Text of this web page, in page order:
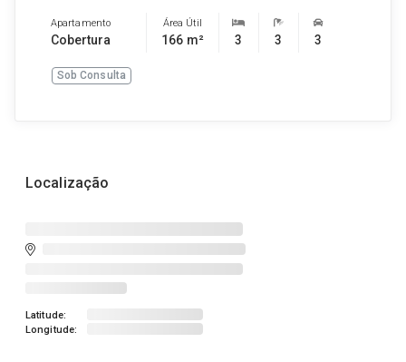
Apartamento
Cobertura
Área Útil
166 m² 3 3 3
Sob Consulta
Localização
Latitude:
Longitude: